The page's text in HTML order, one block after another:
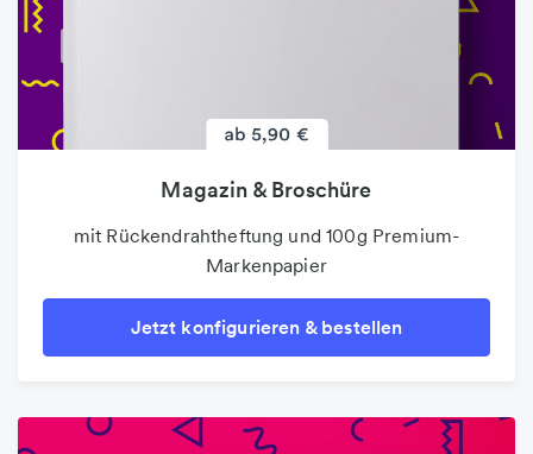
Magazin & Broschüre
mit Rückendrahtheftung und 100g Premium-
Markenpapier
Jetzt konfigurieren & bestellen